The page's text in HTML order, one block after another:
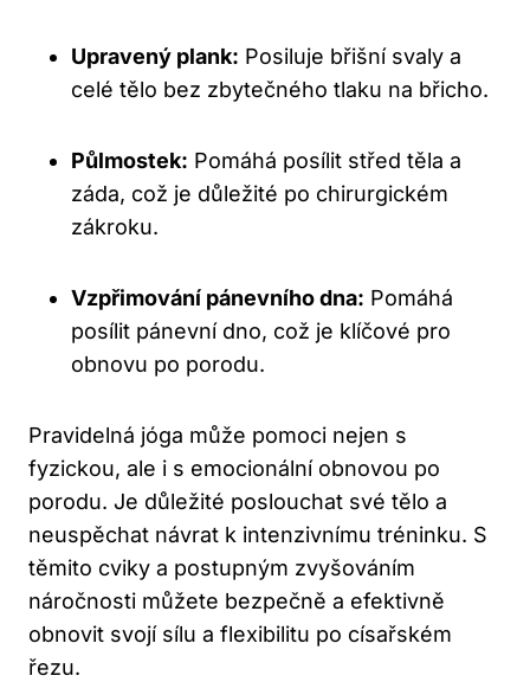
Upravený plank: Posiluje břišní svaly a
celé tělo bez zbytečného tlaku na břicho.
Půlmostek: Pomáhá posílit střed těla a
záda, což je důležité po chirurgickém
zákroku.
Vzpřimování pánevního dna: Pomáhá
posílit pánevní dno, což je klíčové pro
obnovu po porodu.
Pravidelná jóga může pomoci nejen s
fyzickou, ale i s emocionální obnovou po
porodu. Je důležité poslouchat své tělo a
neuspěchat návrat k intenzivnímu tréninku. S
těmito cviky a postupným zvyšováním
náročnosti můžete bezpečně a efektivně
obnovit svojí sílu a flexibilitu po císařském
řezu.